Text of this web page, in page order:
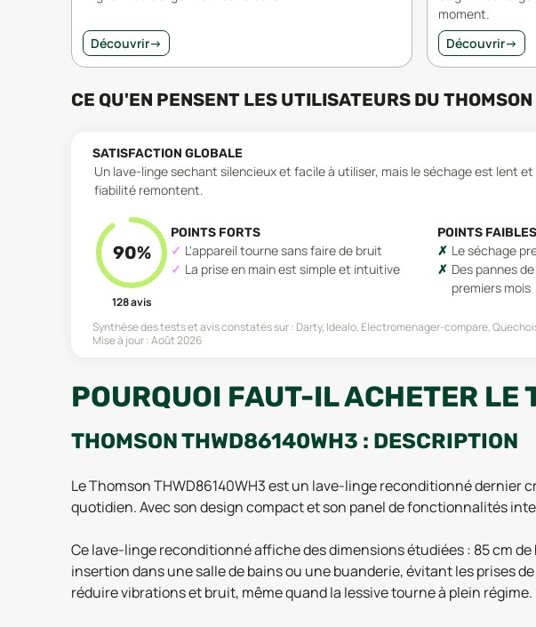
Découvrir→
moment.
Découvrir→
CE QU'EN PENSENT LES UTILISATEURS DU
SATISFACTION GLOBALE
Un lave-linge sechant silencieux et facile à utiliser, mais le séchage est lent
fiabilité remontent.
90%
128avis
POINTS FORTS
L'appareil tourne sans faire de bruit
La prise en main est simple et intuitive
POINTS FAIBLES
Le séchage
Des pannes
premiers mois
Synthèse des tests et avis constatés sur : Darty, Idealo, Electromenager-compare,
Mise à jour :Août 2026
POURQUOI FAUT-IL ACHETER
THOMSON THWD86140WH3 : DESCRIPTION
Le Thomson THWD86140WH3 est un lave-linge reconditionné dernier
quotidien. Avec son design compact et son panel de fonctionnalités
Ce lave-linge reconditionné affiche des dimensions étudiées : 85 cm
insertion dans une salle de bains ou une buanderie, évitant les prises
réduire vibrations et bruit, même quand la lessive tourne à plein régime.